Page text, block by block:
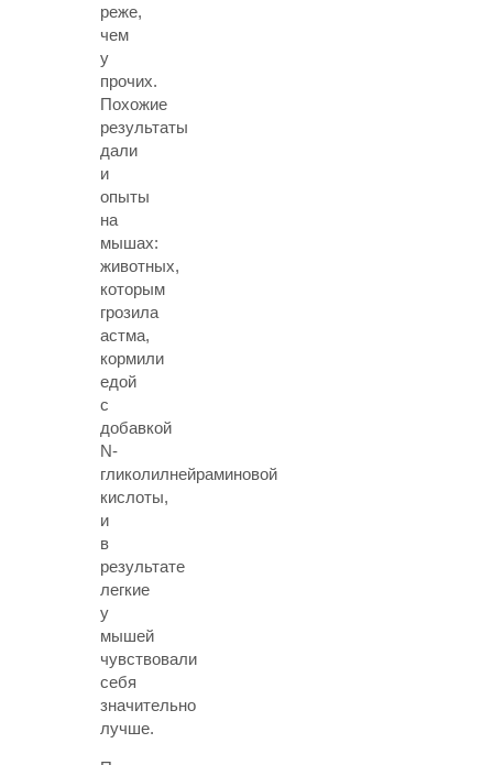
реже,
чем
у
прочих.
Похожие
результаты
дали
и
опыты
на
мышах:
животных,
которым
грозила
астма,
кормили
едой
с
добавкой
N-
гликолилнейраминовой
кислоты,
и
в
результате
легкие
у
мышей
чувствовали
себя
значительно
лучше.